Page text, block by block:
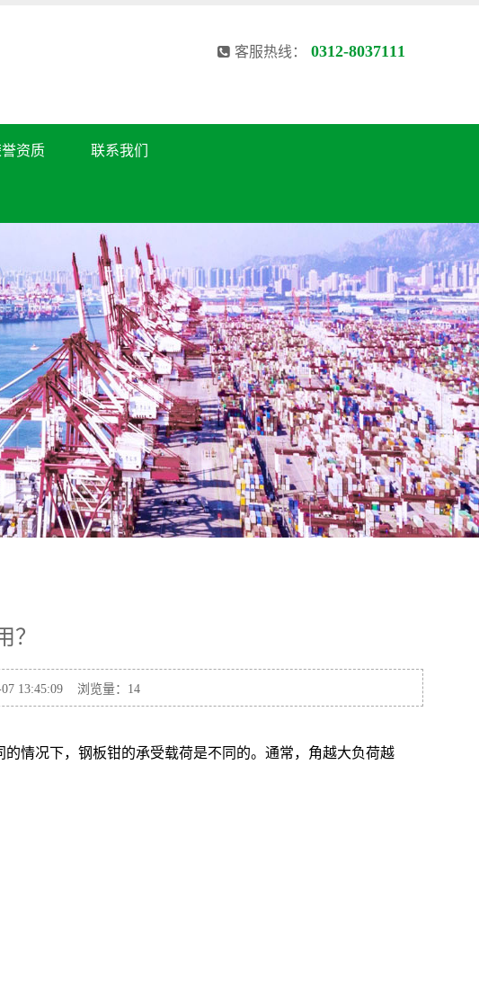
客服热线： 0312-8037111
资质 联系我们
？
13:45:09 浏览量：14
情况下，钢板钳的承受载荷是不同的。通常，角越大负荷越